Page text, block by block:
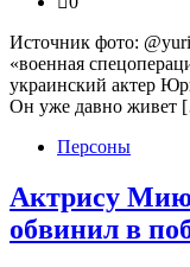
Источник фото:
«военная
украинский актер
Он уже давно живет
Персоны
Актрису Мию
обвинил в